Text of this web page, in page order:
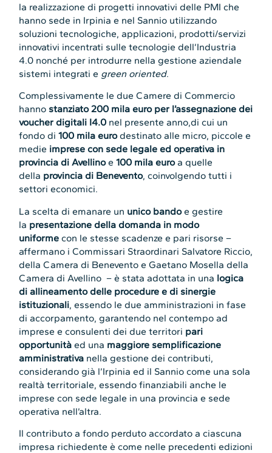
la realizzazione di progetti innovativi delle PMI che
hanno sede in Irpinia e nel Sannio utilizzando
soluzioni tecnologiche, applicazioni, prodotti/servizi
innovativi incentrati sulle tecnologie dell’Industria
4.0 nonché per introdurre nella gestione aziendale
sistemi integrati e green oriented.
Complessivamente le due Camere di Commercio
hanno stanziato 200 mila euro per l’assegnazione dei
voucher digitali I4.0 nel presente anno,di cui un
fondo di100 mila eurodestinato alle micro, piccole e
medie imprese con sede legale ed operativa in
provincia di Avellinoe100 mila euroa quelle
della provincia di Benevento, coinvolgendo tutti i
settori economici.
La scelta di emanare un unico bandoe gestire
la presentazione della domanda in modo
uniforme con le stesse scadenze e pari risorse –
affermano i Commissari Straordinari Salvatore Riccio,
della Camera di Benevento e Gaetano Mosella della
Camera di Avellino – è stata adottata in una logica
di allineamento delle procedure e di sinergie
istituzionali, essendo le due amministrazioni in fase
di accorpamento, garantendo nel contempo ad
imprese e consulenti dei due territori pari
opportunitàed una maggiore semplificazione
amministrativa nella gestione dei contributi,
considerando già l’Irpinia ed il Sannio come una sola
realtà territoriale, essendo finanziabili anche le
imprese con sede legale in una provincia e sede
operativa nell’altra.
Il contributo a fondo perduto accordato a ciascuna
impresa richiedente è come nelle precedenti edizioni